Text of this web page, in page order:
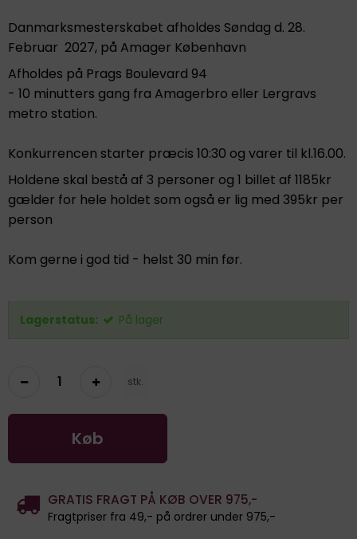
Danmarksmesterskabet afholdes Søndag d. 28.
Februar 2027, på Amager København
Afholdes på Prags Boulevard 94
- 10 minutters gang fra Amagerbro eller Lergravs
metro station.
Konkurrencen starter præcis 10:30 og varer til kl.16.00.
Holdene skal bestå af 3 personer og 1 billet af 1185kr
gælder for hele holdet som også er lig med 395kr per
person
Kom gerne i god tid - helst 30 min før.
Lagerstatus: På lager
stk.
Køb
GRATIS FRAGT PÅ KØB OVER 975,-
Fragtpriser fra 49,- på ordrer under 975,-